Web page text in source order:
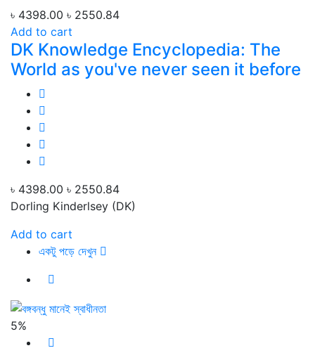
৳ 4398.00 ৳ 2550.84
Add to cart
DK Knowledge Encyclopedia: The
World as you've never seen it before
৳ 4398.00 ৳ 2550.84
Dorling Kinderlsey (DK)
Add to cart
একটু পড়ে দেখুন
5%